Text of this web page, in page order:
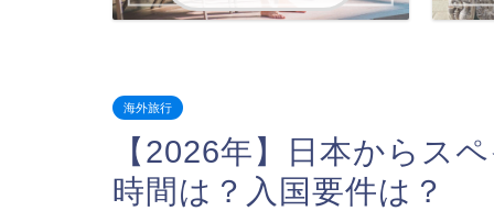
海外旅行
【2026年】日本からス
時間は？入国要件は？